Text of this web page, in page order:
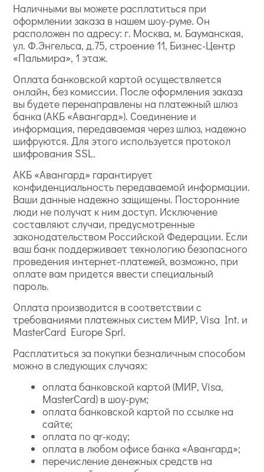
Наличными вы можете расплатиться при
оформлении заказа в нашем шоу-руме. Он
расположен по адресу: г. Москва, м. Бауманская,
ул. Ф.Энгельса, д.75, строение 11, Бизнес-Центр
«Пальмира», 1 этаж.
Оплата банковской картой осуществляется
онлайн, без комиссии. После оформления заказа
вы будете перенаправлены на платежный шлюз
банка (АКБ «Авангард»). Соединение и
информация, передаваемая через шлюз, надежно
шифруются. Для этого используется протокол
шифрования SSL.
АКБ «Авангард» гарантирует
конфиденциальность передаваемой информации.
Ваши данные надежно защищены. Посторонние
люди не получат к ним доступ. Исключение
составляют случаи, предусмотренные
законодательством Российской Федерации. Если
ваш банк поддерживает технологию безопасного
проведения интернет-платежей, возможно, при
оплате вам придется ввести специальный
пароль.
Оплата производится в соответствии с
требованиями платежных систем МИР, Visa Int. и
MasterCard Europe Sprl.
Расплатиться за покупки безналичным способом
можно в следующих случаях:
оплата банковской картой (МИР, Visa,
MasterCard) в шоу-рум;
оплата банковской картой по ссылке на
сайте;
оплата по qr-коду;
оплата в любом офисе банка «Авангард»;
перечисление денежных средств на